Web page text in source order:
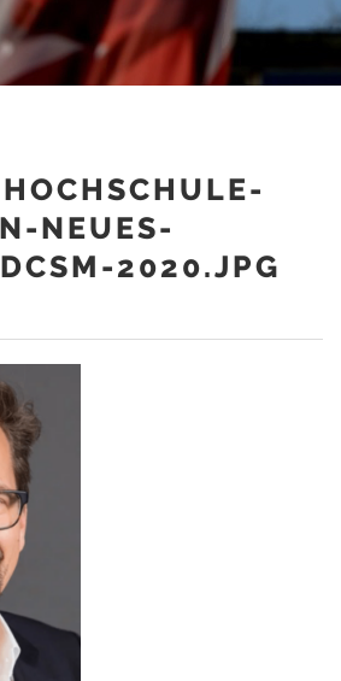
NEUES-
2020.JPG